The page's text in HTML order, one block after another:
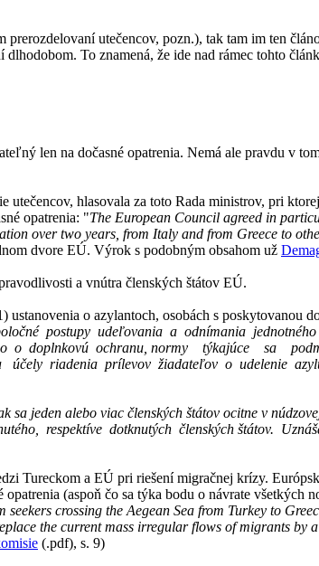
utečencov, pozn.), tak tam im ten
To znamená, že ide nad rámec tohto
len na dočasné opatrenia. Nemá ale pravdu v
utečencov, hlasovala za toto Rada ministrov, pri
opatrenia: "The European Council agreed in
over two years, from Italy and from Greece to
dvore EÚ. Výrok s podobným obsahom už
a vnútra členských štátov EÚ.
ustanovenia o azylantoch, osobách s poskytovanou
postupy udeľovania a odnímania
o doplnkovú ochranu, normy týkajúce sa
riadenia prílevov žiadateľov o udelenie
sa jeden alebo viac členských štátov ocitne v
respektíve dotknutých členských štátov.
Tureckom a EÚ pri riešení migračnej krízy.
(aspoň čo sa týka bodu o návrate
crossing the Aegean Sea from Turkey to
the current mass irregular flows of migrants by
(.pdf), s. 9)